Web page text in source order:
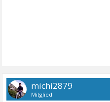
michi2879
Mitglied